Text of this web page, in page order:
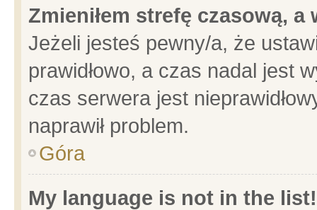
Zmieniłem strefę czasową,
Jeżeli jesteś pewny/a, że
prawidłowo, a czas nadal jest
czas serwera jest
naprawił problem.
Góra
My language is not in the list!